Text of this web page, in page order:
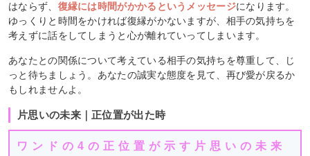
はならず、 復縁には時間がかかるというメッセージになります。
ゆっくりと時間をかければ復縁がかないますが、相手の気持ちを
考えずに話をしてしまうと心が離れていってしまいます。
あなたとの関係について考えている相手の気持ちを尊重して、じ
っと待ちましょう。あなたの誠実な態度を見て、再び愛が戻るか
もしれませんよ。
片思いの未来｜正位置が出た時
ワンドの4の正位置が示す片思いの未来